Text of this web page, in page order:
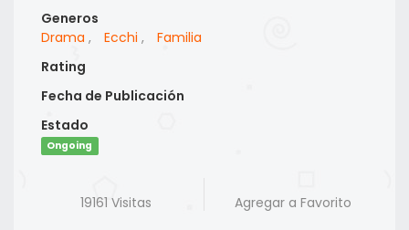
Generos
Drama , Ecchi ,
Familia
Rating
Fecha de Publicación
Estado
Ongoing
19161 Visitas Agregar a Favorito